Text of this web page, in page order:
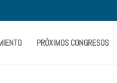
PRÓXIMOS CONGRESOS